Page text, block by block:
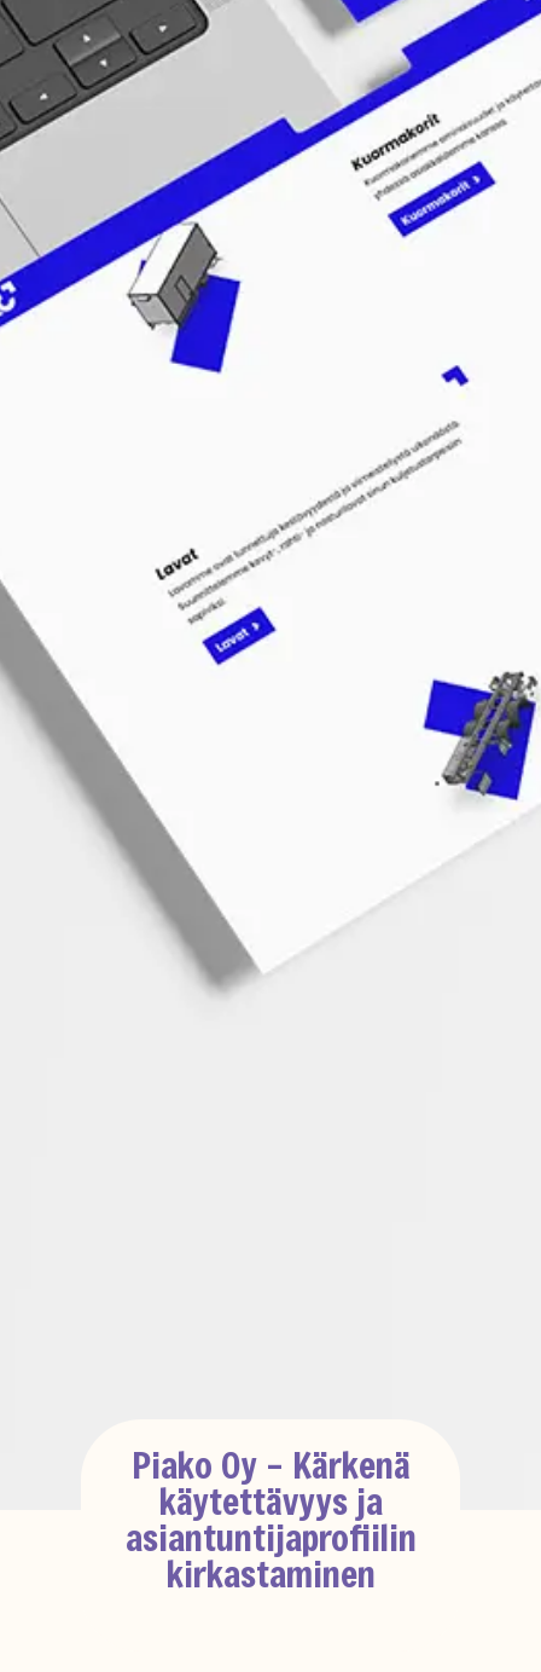
Piako Oy – Kärkenä
käytettävyys ja
asiantuntijaprofiilin
kirkastaminen